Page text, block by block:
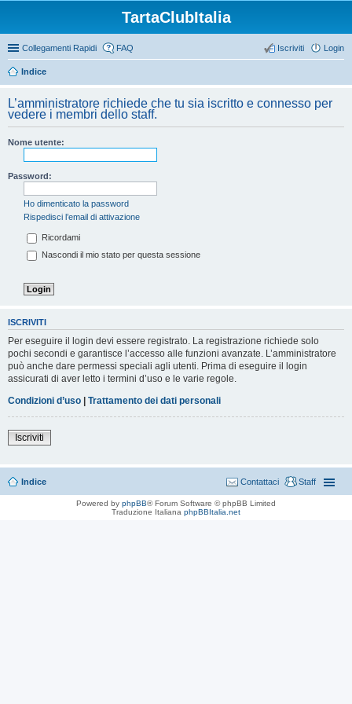
TartaClubItalia
Collegamenti Rapidi FAQ Login
Iscriviti
Indice
L’amministratore richiede che tu sia iscritto e connesso per
vedere i membri dello staff.
Nome utente:
Password:
Ho dimenticato la password
Rispedisci l’email di attivazione
Ricordami
Nascondi il mio stato per questa sessione
ISCRIVITI
Per eseguire il login devi essere registrato. La registrazione richiede solo
pochi secondi e garantisce l’accesso alle funzioni avanzate. L’amministratore
può anche dare permessi speciali agli utenti. Prima di eseguire il login
assicurati di aver letto i termini d’uso e le varie regole.
Condizioni d’uso | Trattamento dei dati personali
Iscriviti
Indice Staff
Contattaci
Powered by phpBB® Forum Software © phpBB Limited
Traduzione Italiana phpBBItalia.net